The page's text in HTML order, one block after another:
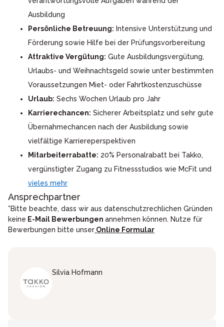
Ausbildung
Persönliche Betreuung: Intensive Unterstützung und
Förderung sowie Hilfe bei der Prüfungsvorbereitung
Attraktive Vergütung: Gute Ausbildungsvergütung,
Urlaubs- und Weihnachtsgeld sowie unter bestimmten
Voraussetzungen Miet- oder Fahrtkostenzuschüsse
Urlaub: Sechs Wochen Urlaub pro Jahr
Karrierechancen: Sicherer Arbeitsplatz und sehr gute
Übernahmechancen nach der Ausbildung sowie
vielfältige Karriereperspektiven
Mitarbeiterrabatte: 20% Personalrabatt bei Takko,
vergünstigter Zugang zu Fitnessstudios wie McFit und
vieles mehr
Ansprechpartner
*Bitte beachte, dass wir aus datenschutzrechlichen Gründen
keine E-Mail Bewerbungen annehmen können. Nutze für
Bewerbungen bitte unser Online Formular
Silvia Hofmann